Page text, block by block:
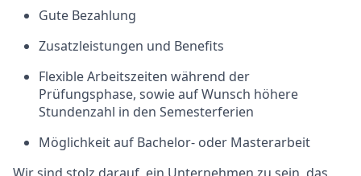
Gute Bezahlung
Zusatzleistungen und Benefits
Flexible Arbeitszeiten während der
Prüfungsphase, sowie auf Wunsch höhere
Stundenzahl in den Semesterferien
Möglichkeit auf Bachelor- oder Masterarbeit